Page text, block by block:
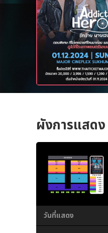
ผังการแสด
วันที่แสดง